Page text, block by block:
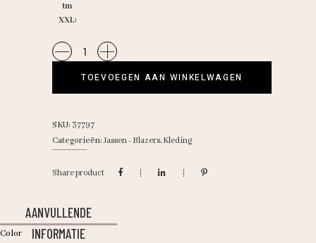
tm
XXL
RefinedD/
STAR
quantityTOEVOEGEN AAN WINKELWAGEN
SKU: 37797
Categorieën:Jassen - Blazers, Kleding
Share product
AANVULLENDE
INFORMATIE
Color